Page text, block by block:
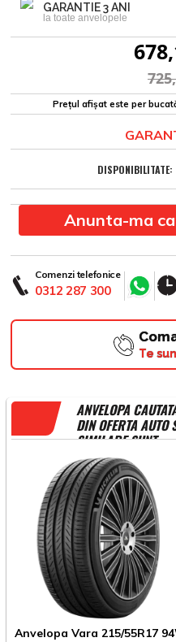
GARANTIE 3 ANI
la toate anvelopele
Prețul afișat este per
DISPONIBILITATE:
Anunta-ma
Comenzi telefonice
0312 287 300
Te
ANVELOPA
DIN OFERTA AUTO
SIMILARE SUNT
Anvelopa Vara 215/55R17